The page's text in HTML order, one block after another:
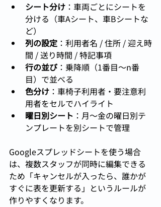
シート分け ：車両ごとにシートを
分ける（車Aシート、車Bシートな
ど）
列の設定 ：利用者名 / 住所 / 迎え時
間 / 送り時間 / 特記事項
行の並び：乗降順（1番目〜n番
目）で並べる
色分け ：車椅子利用者・要注意利
用者をセルでハイライト
曜日別シート ：月〜金の曜日別テ
ンプレートを別シートで管理
Googleスプレッドシートを使う場合
は、複数スタッフが同時に編集できる
ため「キャンセルが入ったら、誰かが
すぐに表を更新する」というルールが
作りやすくなります。